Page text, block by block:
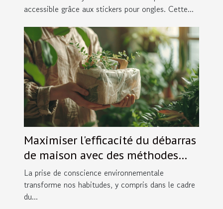
accessible grâce aux stickers pour ongles. Cette...
Maximiser l'efficacité du débarras
de maison avec des méthodes
écologiques
La prise de conscience environnementale
transforme nos habitudes, y compris dans le cadre
du...